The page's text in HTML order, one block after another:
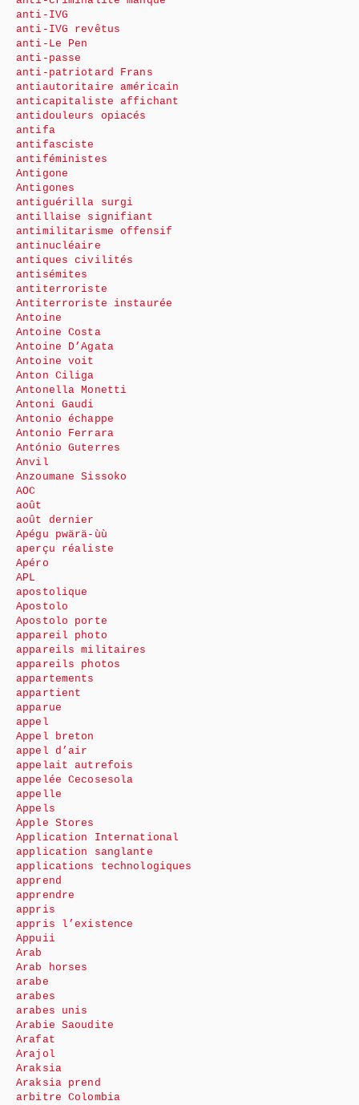
anti-IVG
anti-IVG revêtus
anti-Le Pen
anti-passe
anti-patriotard Frans
antiautoritaire américain
anticapitaliste affichant
antidouleurs opiacés
antifa
antifasciste
antiféministes
Antigone
Antigones
antiguérilla surgi
antillaise signifiant
antimilitarisme offensif
antinucléaire
antiques civilités
antisémites
antiterroriste
Antiterroriste instaurée
Antoine
Antoine Costa
Antoine D’Agata
Antoine voit
Anton Ciliga
Antonella Monetti
Antoni Gaudi
Antonio échappe
Antonio Ferrara
António Guterres
Anvil
Anzoumane Sissoko
AOC
août
août dernier
Apégu pwärä-ùù
aperçu réaliste
Apéro
APL
apostolique
Apostolo
Apostolo porte
appareil photo
appareils militaires
appareils photos
appartements
appartient
apparue
appel
Appel breton
appel d’air
appelait autrefois
appelée Cecosesola
appelle
Appels
Apple Stores
Application International
application sanglante
applications technologiques
apprend
apprendre
appris
appris l’existence
Appuii
Arab
Arab horses
arabe
arabes
arabes unis
Arabie Saoudite
Arafat
Arajol
Araksia
Araksia prend
arbitre Colombia